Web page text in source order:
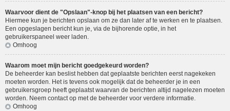
Waarvoor dient de "Opslaan"-knop bij het plaatsen van een bericht?
Hiermee kun je berichten opslaan om ze dan later af te werken en te plaatsen.
Een opgeslagen bericht kun je, via de bijhorende optie, in het
gebruikerspaneel weer laden.
Omhoog
Waarom moet mijn bericht goedgekeurd worden?
De beheerder kan beslist hebben dat geplaatste berichten eerst nagekeken
moeten worden. Het is tevens ook mogelijk dat de beheerder je in een
gebruikersgroep heeft geplaatst waarvan de berichten altijd nagelezen moeten
worden. Neem contact op met de beheerder voor verdere informatie.
Omhoog